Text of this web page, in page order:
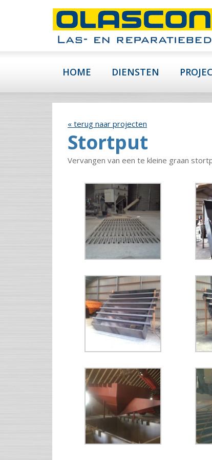
HOME DIENSTEN
« terug naar projecten
Stortput
Vervangen van een te kleine graan